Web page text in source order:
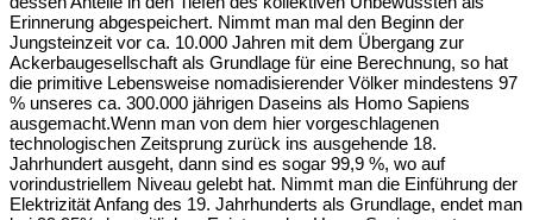
Erinnerung abgespeichert. Nimmt man mal den Beginn der
Jungsteinzeit vor ca. 10.000 Jahren mit dem Übergang zur
Ackerbaugesellschaft als Grundlage für eine Berechnung, so hat
die primitive Lebensweise nomadisierender Völker mindestens 97
% unseres ca. 300.000 jährigen Daseins als Homo Sapiens
ausgemacht.Wenn man von dem hier vorgeschlagenen
technologischen Zeitsprung zurück ins ausgehende 18.
Jahrhundert ausgeht, dann sind es sogar 99,9 %, wo auf
vorindustriellem Niveau gelebt hat. Nimmt man die Einführung der
Elektrizität Anfang des 19. Jahrhunderts als Grundlage, endet man